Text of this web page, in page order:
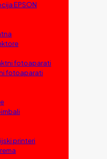
EPSON
fotoaparati
fotoaparati
printeri